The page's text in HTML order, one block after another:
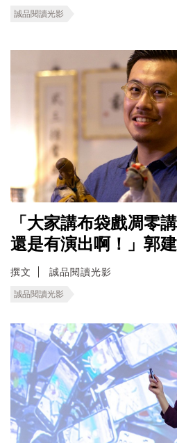
誠品閱讀光影
「大家講布袋戲凋零
還是有演出啊！」郭
撰文 誠品閱讀光影
誠品閱讀光影